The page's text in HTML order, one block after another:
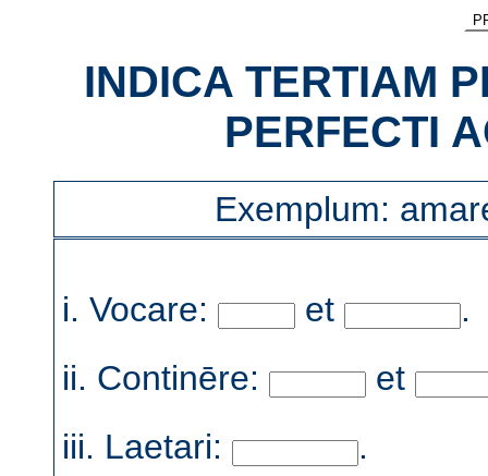
INDICA TERTIAM
PERFECTI
Exemplum:
i. Vocare: et
.
ii. Continēre:
et
iii. Laetari:
.